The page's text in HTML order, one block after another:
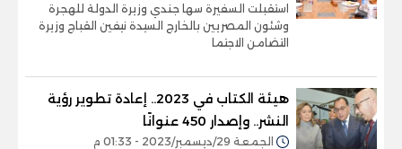
استقبلت السفيرة سها جندي وزيرة الدولة للهجرة
وشئون المصريين بالخارج السيدة نيفين القباج وزيرة
التضامن الاجتما
هيئة الكتاب في 2023.. إعادة تطوير رؤية
النشر.. وإصدار 450 عنوانًا
الجمعة 29/ديسمبر/2023 - 01:33 م